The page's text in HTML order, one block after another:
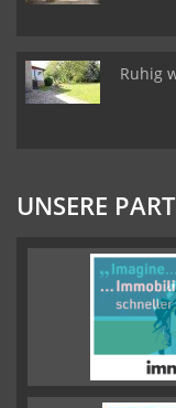
Ruhig
UNSERE